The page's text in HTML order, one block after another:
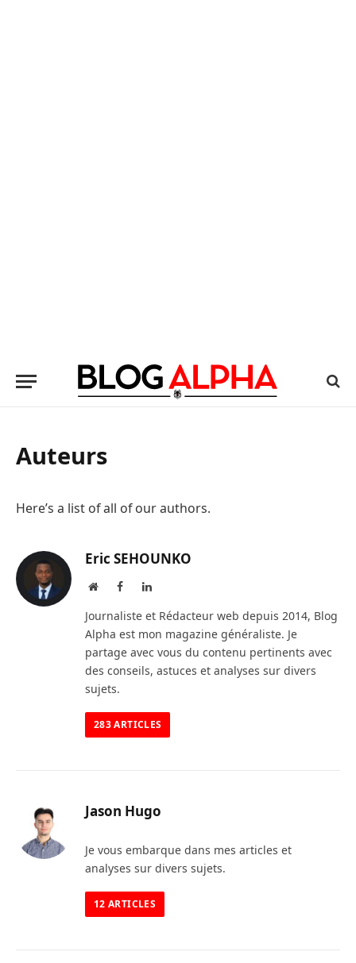
Auteurs
Here’s a list of all of our authors.
Eric SEHOUNKO
WebsiteFacebookLinkedIn
Journaliste et Rédacteur web depuis 2014, Blog
Alpha est mon magazine généraliste. Je
partage avec vous du contenu pertinents avec
des conseils, astuces et analyses sur divers
sujets.
283ARTICLES
Jason Hugo
Je vous embarque dans mes articles et
analyses sur divers sujets.
12 ARTICLES